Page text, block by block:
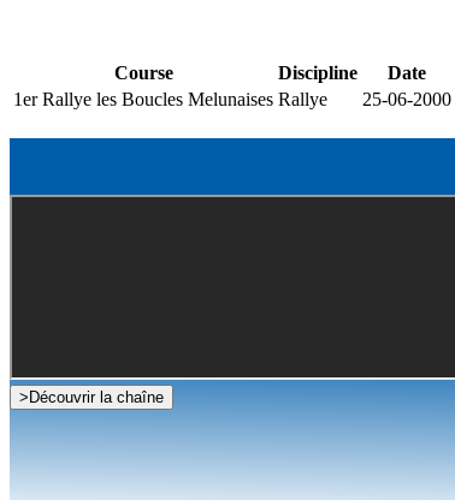
Course Discipline Date
1er Rallye les Boucles Melunaises Rallye 25-06-2000
> Découvrir la chaîne